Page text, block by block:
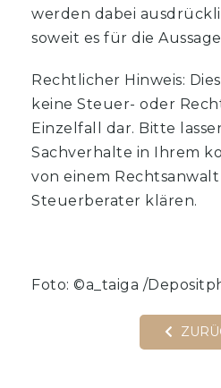
werden dabei
soweit es für die
Rechtlicher Hinweis:
keine Steuer- oder
Einzelfall dar. Bitte
Sachverhalte in Ihrem
von einem
Steuerberater klären.
Foto: ©a_taiga /